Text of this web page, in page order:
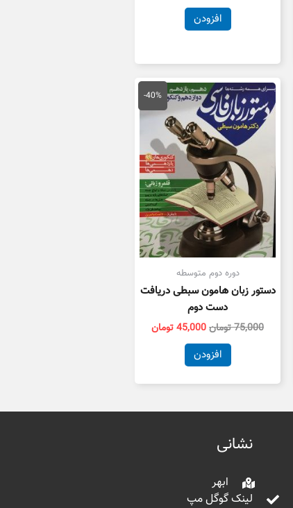
افزودن
84,000 تومان
-40%
دوره دوم متوسطه
دستور زبان هامون سبطی دریافت
دست دوم
75,000تومان
قیمت
اصلی
75,000 تومان
بود.
45,000تومان
قیمت
فعلی
است.
افزودن
نشانی
ابهر
لینک گوگل مپ